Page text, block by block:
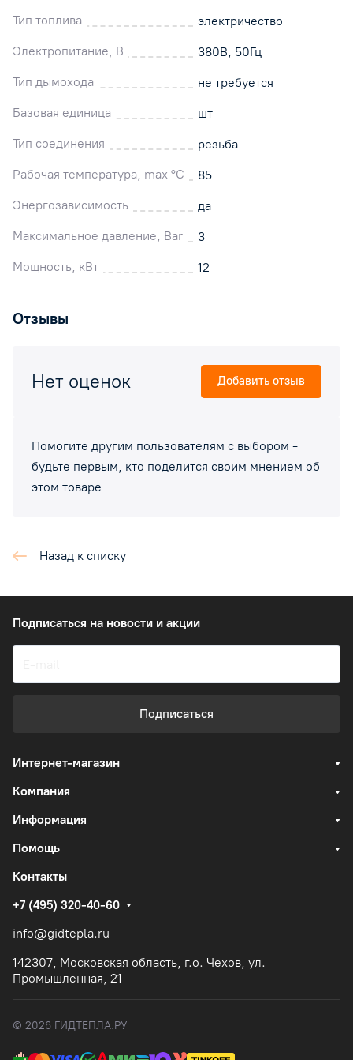
Тип топлива
электричество
Электропитание, В
380В, 50Гц
Тип дымохода
не требуется
Базовая единица
шт
Тип соединения
резьба
Рабочая температура, max °C
85
Энергозависимость
да
Максимальное давление, Bar
3
Мощность, кВт
12
Отзывы
Помогите другим пользователям с выбором -
будьте первым, кто поделится своим мнением об
этом товаре
Нет оценок Добавить отзыв
Назад к списку
Подписаться на новости и акции
Подписаться
Интернет-магазин
Компания
Информация
Помощь
Контакты
+7 (495) 320-40-60
info@gidtepla.ru
142307, Московская область, г.о. Чехов, ул.
Промышленная, 21
© 2026 ГИДТЕПЛА.РУ